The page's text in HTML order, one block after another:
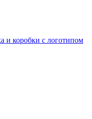
и коробки с логотипом